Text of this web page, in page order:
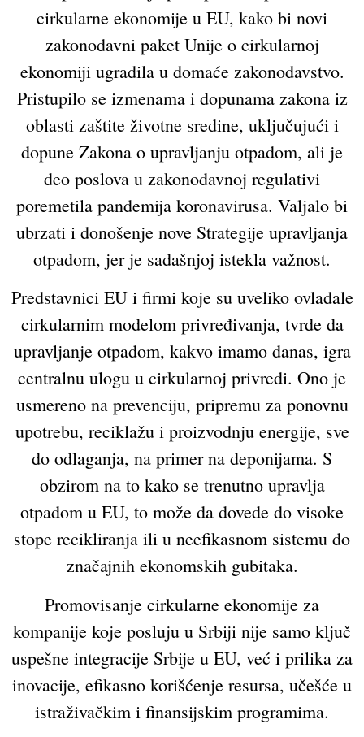
cirkularne ekonomije u EU, kako bi novi
zakonodavni paket Unije o cirkularnoj
ekonomiji ugradila u domaće zakonodavstvo.
Pristupilo se izmenama i dopunama zakona iz
oblasti zaštite životne sredine, uključujući i
dopune Zakona o upravljanju otpadom, ali je
deo poslova u zakonodavnoj regulativi
poremetila pandemija koronavirusa. Valjalo bi
ubrzati i donošenje nove Strategije upravljanja
otpadom, jer je sadašnjoj istekla važnost.
Predstavnici EU i firmi koje su uveliko ovladale
cirkularnim modelom privređivanja, tvrde da
upravljanje otpadom, kakvo imamo danas, igra
centralnu ulogu u cirkularnoj privredi. Ono je
usmereno na prevenciju, pripremu za ponovnu
upotrebu, reciklažu i proizvodnju energije, sve
do odlaganja, na primer na deponijama. S
obzirom na to kako se trenutno upravlja
otpadom u EU, to može da dovede do visoke
stope recikliranja ili u neefikasnom sistemu do
značajnih ekonomskih gubitaka.
Promovisanje cirkularne ekonomije za
kompanije koje posluju u Srbiji nije samo ključ
uspešne integracije Srbije u EU, već i prilika za
inovacije, efikasno korišćenje resursa, učešće u
istraživačkim i finansijskim programima.